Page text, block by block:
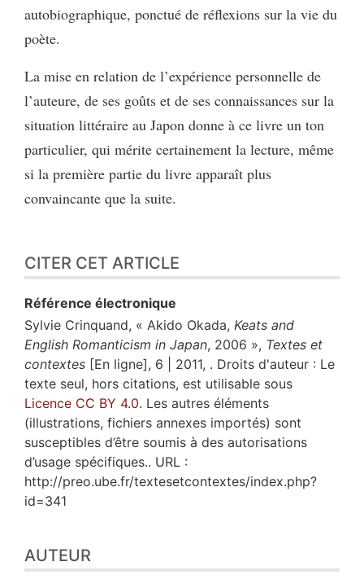
autobiographique, ponctué de réflexions sur la vie du
poète.
La mise en relation de l’expérience personnelle de
l’auteure, de ses goûts et de ses connaissances sur la
situation littéraire au Japon donne à ce livre un ton
particulier, qui mérite certainement la lecture, même
si la première partie du livre apparaît plus
convaincante que la suite.
CITER CET ARTICLE
Référence électronique
Sylvie Crinquand, « Akido Okada, Keats and
English Romanticism in Japan, 2006 », Textes et
contextes [En ligne], 6 | 2011, . Droits d'auteur : Le
texte seul, hors citations, est utilisable sous
Licence CC BY 4.0. Les autres éléments
(illustrations, fichiers annexes importés) sont
susceptibles d’être soumis à des autorisations
d’usage spécifiques.. URL :
http://preo.ube.fr/textesetcontextes/index.php?
id=341
AUTEUR